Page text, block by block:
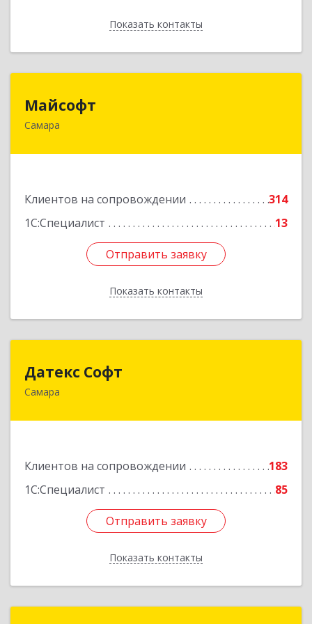
Показать контакты
Назад
Майсофт
Самара
Клиентов на сопровождении
314
1С:Специалист
13
Отправить заявку
Показать контакты
443076, Самарская обл, Самара г, Партизанская
Отправить заявку
Назад
Датекс Софт
Самара
Клиентов на сопровождении
183
1С:Специалист
85
Отправить заявку
Показать контакты
443070, Самарская обл, Самара г, Партизанская
Отправить заявку
Назад